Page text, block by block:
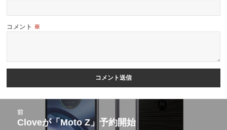
コメント ※
前
前
Cloveが「Moto Z」予約開始